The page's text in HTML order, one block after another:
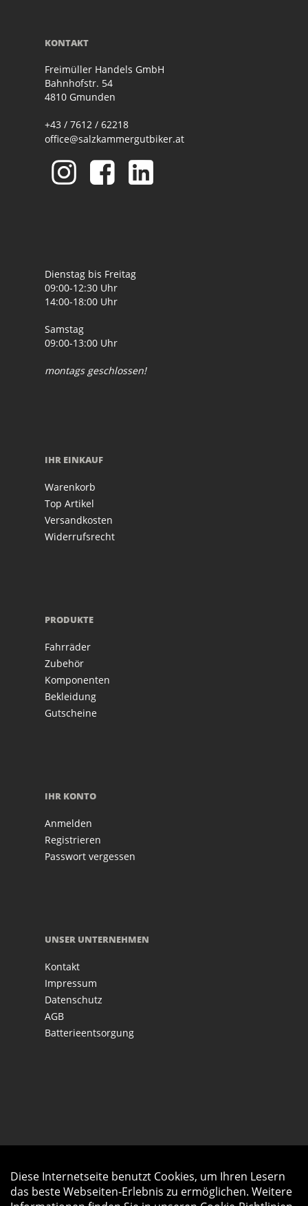
KONTAKT
Freimüller Handels GmbH
Bahnhofstr. 54
4810 Gmunden
+43 / 7612 / 62218
office@salzkammergutbiker.at
Dienstag bis Freitag
09:00-12:30 Uhr
14:00-18:00 Uhr
Samstag
09:00-13:00 Uhr
montags geschlossen!
IHR EINKAUF
Warenkorb
Top Artikel
Versandkosten
Widerrufsrecht
PRODUKTE
Fahrräder
Zubehör
Komponenten
Bekleidung
Gutscheine
IHR KONTO
Anmelden
Registrieren
Passwort vergessen
UNSER UNTERNEHMEN
Kontakt
Impressum
Datenschutz
AGB
Batterieentsorgung
Diese Internetseite benutzt Cookies, um Ihren Lesern
das beste Webseiten-Erlebnis zu ermöglichen. Weitere
Auftrag widerrufen